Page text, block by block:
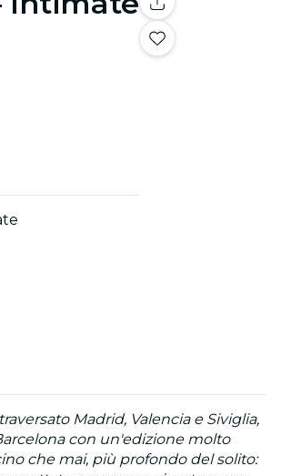
Madrid, Valencia e Siviglia,
con un'edizione molto
che mai, più profondo del solito: